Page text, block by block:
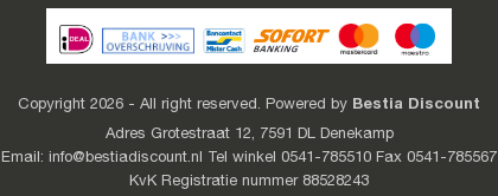
Copyright 2026 - All right reserved. Powered by Bestia Discount
Adres Grotestraat 12, 7591 DL Denekamp
Email: info@bestiadiscount.nl Tel winkel 0541-785510 Fax 0541-785567
KvK Registratie nummer 88528243